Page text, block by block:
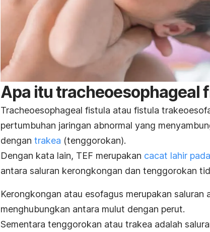
Apa itu tracheoesophageal
Tracheoesophageal fistula atau fistula
pertumbuhan jaringan abnormal yang
dengan trakea (tenggorokan).
Dengan kata lain, TEF merupakan cacat lahir
antara saluran kerongkongan dan tenggorokan
Kerongkongan atau esofagus merupakan saluran
menghubungkan antara mulut dengan perut.
Sementara tenggorokan atau trakea adalah